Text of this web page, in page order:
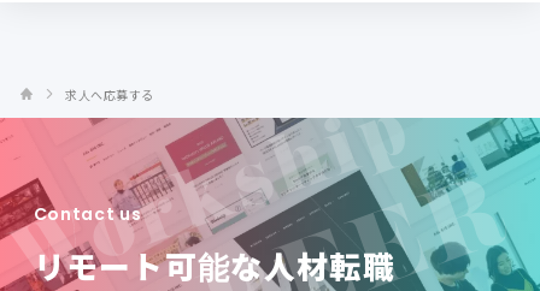
求人へ応募する
Contact us
リモート可能な人材転職